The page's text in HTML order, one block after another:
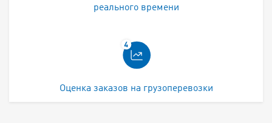
реального времени
Оценка заказов на грузоперевозки